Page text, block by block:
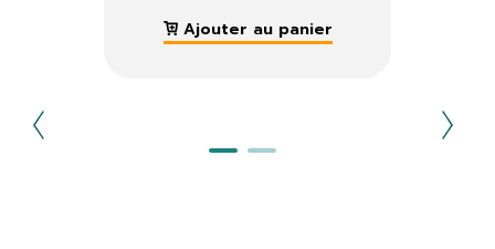
Ajouter au panier